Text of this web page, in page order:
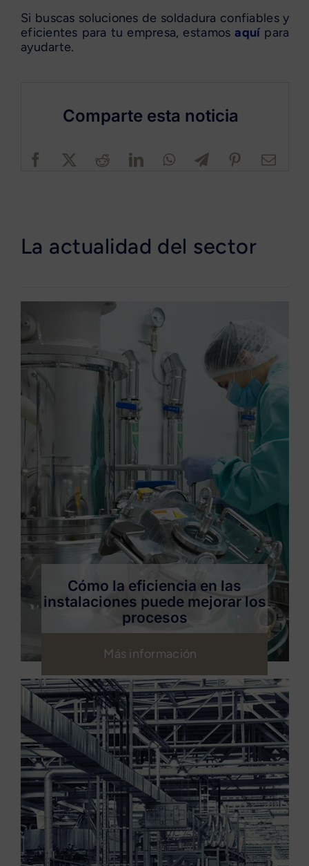
Si buscas soluciones de soldadura confiables y
eficientes para tu empresa, estamosaquí para
ayudarte.
Comparte esta noticia
La actualidad del sector
Cómo la eficiencia en las
instalaciones puede mejorar los
procesos
Más información